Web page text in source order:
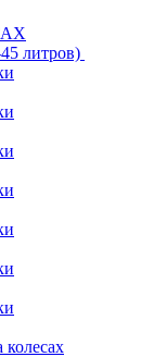
литров)